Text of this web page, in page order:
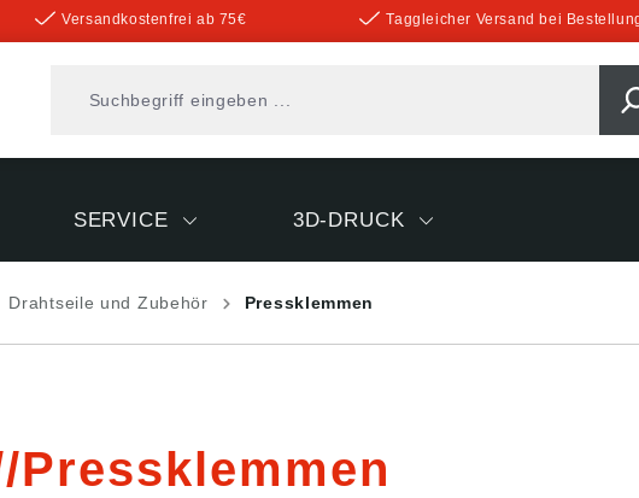
Versandkostenfrei ab 75€ Taggleicher Versand bei
SERVICE 3D-DRUCK
Drahtseile und Zubehör Pressklemmen
Pressklemmen